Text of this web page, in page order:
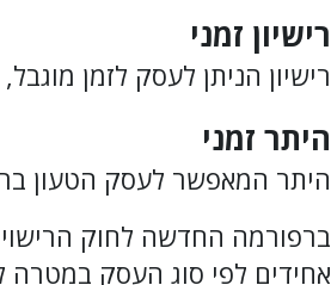
רישיון זמני
רישיון הניתן לעסק לזמן
היתר זמני
היתר המאפשר לעסק הטעון
אחידים לפי סוג העסק במטרה